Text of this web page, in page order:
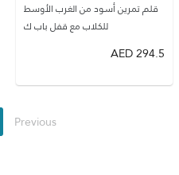
قلم تمرين أسود من الغرب الأوسط
للكلاب مع قفل باب ك
294.5
AED
Previous